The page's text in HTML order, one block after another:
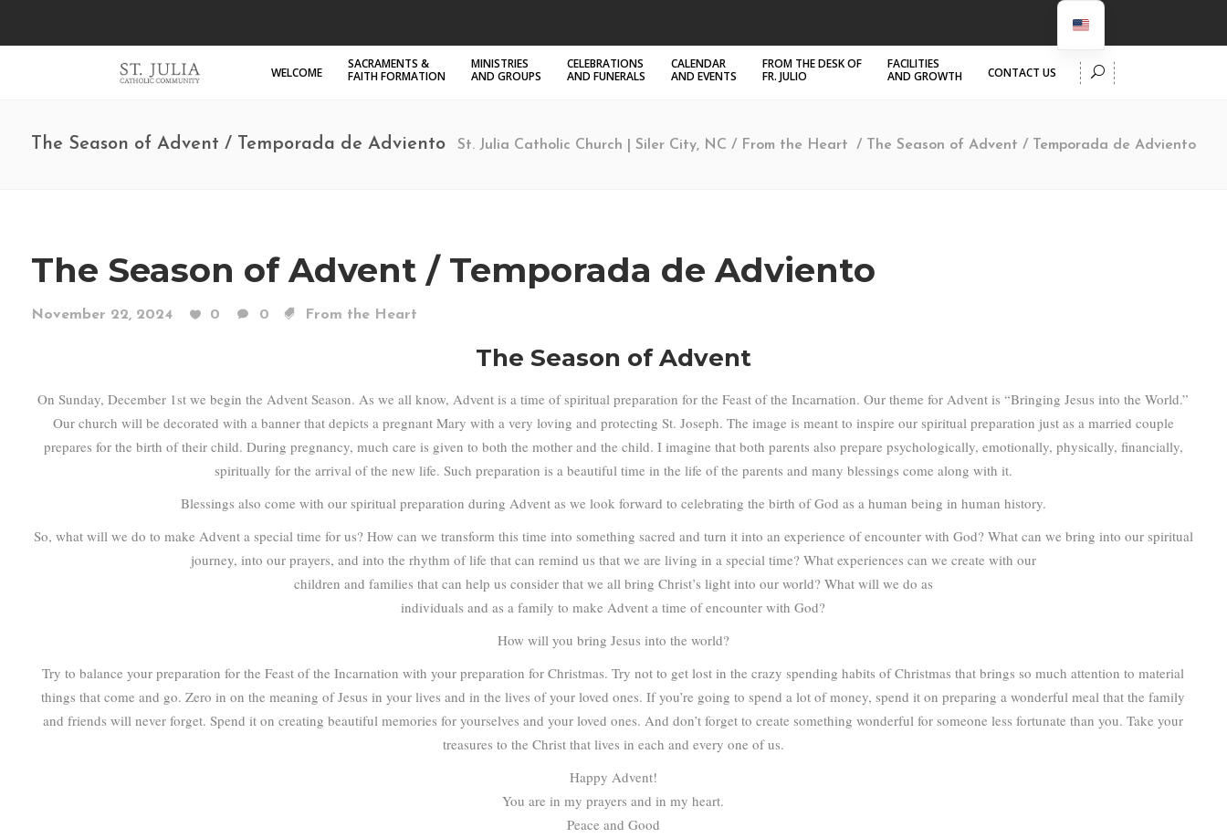
WELCOME
SACRAMENTS &
FAITH FORMATION
MINISTRIES
AND GROUPS
CELEBRATIONS
AND FUNERALS
CALENDAR
AND EVENTS
FROM THE DESK OF
FR. JULIO
FACILITIES
AND GROWTH
CONTACT US
The Season of Advent / Temporada de Adviento St. Julia Catholic Church | Siler City, NC / From the Heart / The Season of Advent / Temporada de Adviento
The Season of Advent / Temporada de Adviento
November 22, 2024 0 0 From the Heart
The Season of Advent
On Sunday, December 1st we begin the Advent Season. As we all know, Advent is a time of spiritual preparation for the Feast of the Incarnation. Our theme for Advent is “Bringing Jesus into the World.”
Our church will be decorated with a banner that depicts a pregnant Mary with a very loving and protecting St. Joseph. The image is meant to inspire our spiritual preparation just as a married couple
prepares for the birth of their child. During pregnancy, much care is given to both the mother and the child. I imagine that both parents also prepare psychologically, emotionally, physically, financially,
spiritually for the arrival of the new life. Such preparation is a beautiful time in the life of the parents and many blessings come along with it.
Blessings also come with our spiritual preparation during Advent as we look forward to celebrating the birth of God as a human being in human history.
So, what will we do to make Advent a special time for us? How can we transform this time into something sacred and turn it into an experience of encounter with God? What can we bring into our spiritual
journey, into our prayers, and into the rhythm of life that can remind us that we are living in a special time? What experiences can we create with our
children and families that can help us consider that we all bring Christ’s light into our world? What will we do as
individuals and as a family to make Advent a time of encounter with God?
How will you bring Jesus into the world?
Try to balance your preparation for the Feast of the Incarnation with your preparation for Christmas. Try not to get lost in the crazy spending habits of Christmas that brings so much attention to material
things that come and go. Zero in on the meaning of Jesus in your lives and in the lives of your loved ones. If you’re going to spend a lot of money, spend it on preparing a wonderful meal that the family
and friends will never forget. Spend it on creating beautiful memories for yourselves and your loved ones. And don’t forget to create something wonderful for someone less fortunate than you. Take your
treasures to the Christ that lives in each and every one of us.
Happy Advent!
You are in my prayers and in my heart.
Peace and Good